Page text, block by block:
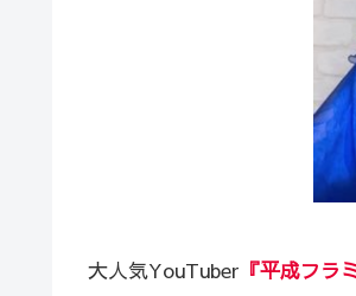
大人気YouTuber 『平成フラ